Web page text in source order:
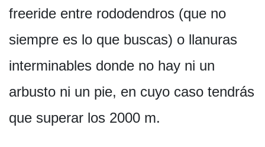
freeride entre rododendros (que no
siempre es lo que buscas) o llanuras
interminables donde no hay ni un
arbusto ni un pie, en cuyo caso tendrás
que superar los 2000 m.